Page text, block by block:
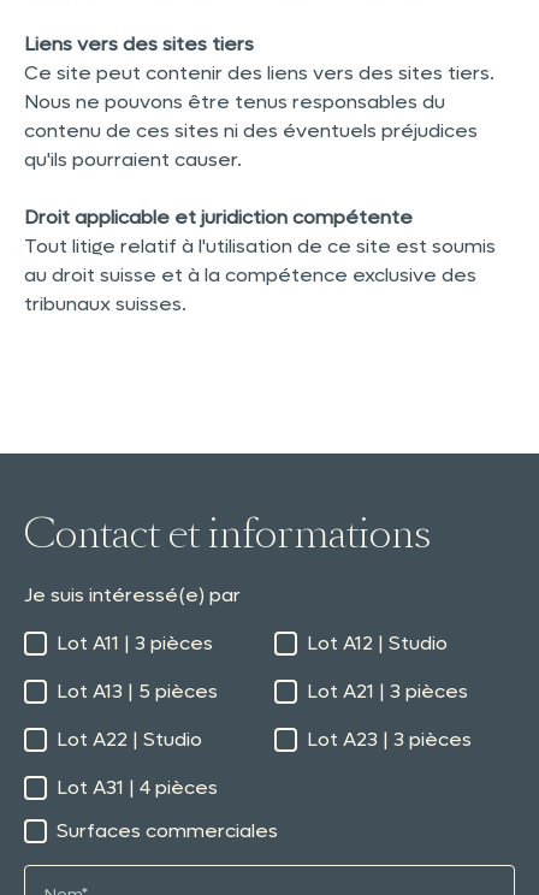
Liens vers des sites tiers
Ce site peut contenir des liens vers des sites tiers.
Nous ne pouvons être tenus responsables du
contenu de ces sites ni des éventuels préjudices
qu'ils pourraient causer.
Droit applicable et juridiction compétente
Tout litige relatif à l'utilisation de ce site est soumis
au droit suisse et à la compétence exclusive des
tribunaux suisses.
Contact et informations
Je suis intéressé(e) par
Lot A11 | 3 pièces
Lot A12 | Studio
Lot A13 | 5 pièces
Lot A21 | 3 pièces
Lot A22 | Studio
Lot A23 | 3 pièces
Lot A31 | 4 pièces
Surfaces commerciales